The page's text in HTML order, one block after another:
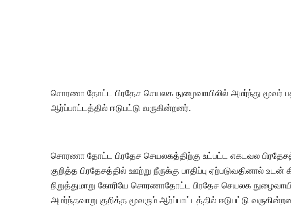
சொரணா தோட்ட பிரதேச செயலக நுழைவாயிலில் அமர்ந்து மூவர்
ஆர்ப்பாட்டத்தில் ஈடுபட்டு வருகின்றனர்.
சொரணா தோட்ட பிரதேச செயலகத்திற்கு உட்பட்ட எகடவல
குறித்த பிரதேசத்தில் ஊற்று நீருக்கு பாதிப்பு ஏற்படுவதினால்
நிறுத்துமாறு கோரியே சொரணாதோட்ட பிரதேச செயலக
அமர்ந்தவாறு குறித்த மூவரும் ஆர்ப்பாட்டத்தில் ஈடுபட்டு